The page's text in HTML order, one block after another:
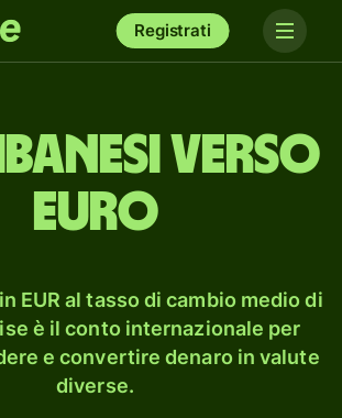
Registrati
verso
euro
EUR al tasso di cambio medio di
è il conto internazionale per
e convertire denaro in valute
diverse.